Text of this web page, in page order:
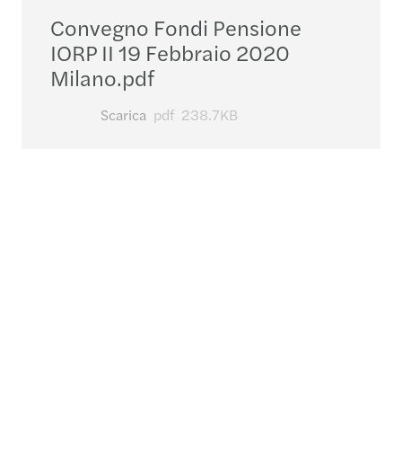
Convegno Fondi Pensione
IORP II 19 Febbraio 2020
Milano.pdf
Scarica pdf 238.7KB